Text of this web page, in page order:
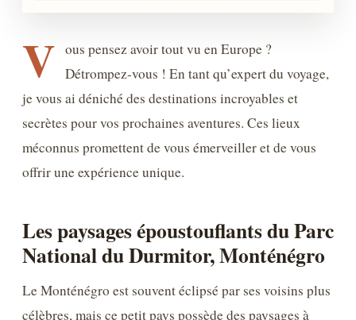
V ous pensez avoir tout vu en Europe ?
Détrompez-vous ! En tant qu’expert du voyage,
je vous ai déniché des destinations incroyables et
secrètes pour vos prochaines aventures. Ces lieux
méconnus promettent de vous émerveiller et de vous
offrir une expérience unique.
Les paysages époustouflants du Parc
National du Durmitor, Monténégro
Le Monténégro est souvent éclipsé par ses voisins plus
célèbres, mais ce petit pays possède des paysages à